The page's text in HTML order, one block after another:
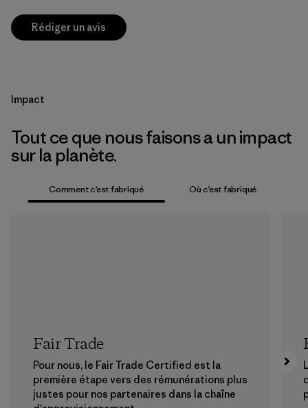
Rédiger un avis
Impact
Tout ce que nous faisons a un impact
sur la planète.
Comment c’est fabriqué Où c’est fabriqué
Fair Trade
Pour nous, le Fair Trade Certified est la
première étape vers des rémunérations plus
justes pour nos partenaires dans la chaîne